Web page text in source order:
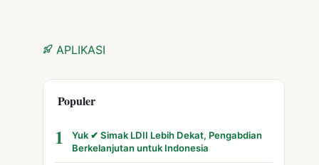
APLIKASI
Populer
1
Yuk ✔ Simak LDII Lebih Dekat, Pengabdian
Berkelanjutan untuk Indonesia